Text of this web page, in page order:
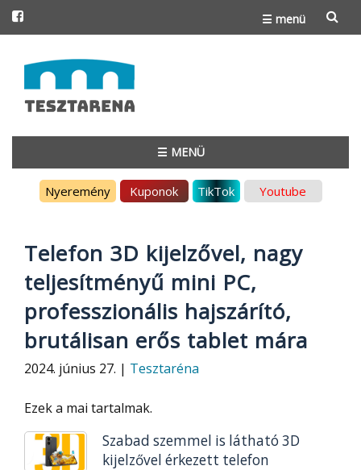
☰ menü
to
content
☰ MENÜ
Nyeremény Kuponok TikTok Youtube
Telefon 3D kijelzővel, nagy
teljesítményű mini PC,
professzionális hajszárító,
brutálisan erős tablet mára
2024. június 27. | Tesztaréna
Ezek a mai tartalmak.
Szabad szemmel is látható 3D
kijelzővel érkezett telefon